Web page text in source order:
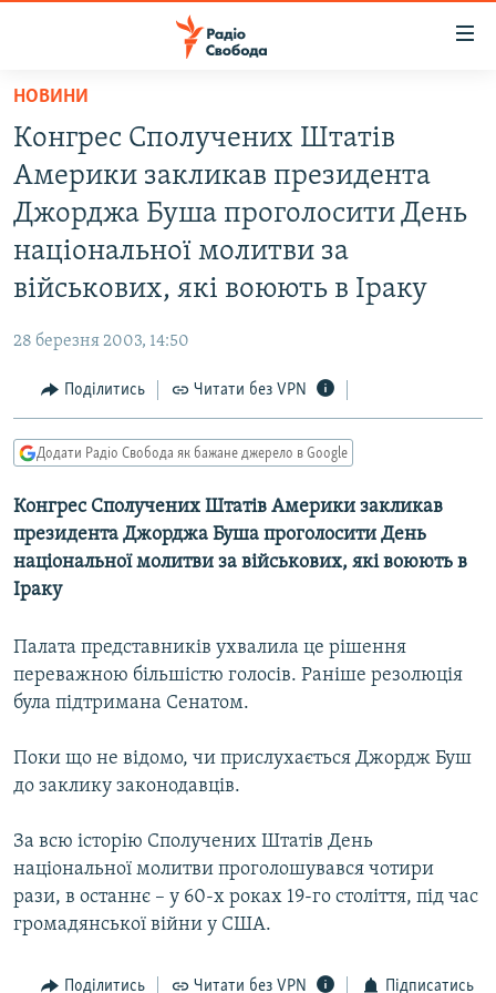
Перейти
основного
матеріалу
Перейти
до
основної
навігації
до
ВСЕ ЗА ДОБУ
СТАТТІ
ПОЛІТИКА
ЕКОНОМІКА
СПОРТ
УКРАЇНА
ВІЙНА
РОСІЙСЬКА «ФІЛЬТРАЦІЯ»
КРИМ.РЕАЛІЇ
ТИ ЯК?
СХЕМИ
МУЛЬТИМЕДІА
ФОТО
СПЕЦПРОЄКТИ
ПОДКАСТИ
КРИМ РЕАЛІЇ
УКР
ДОЛУЧАЙСЯ!
НОВИНИ
Конгрес Сполучених Штатів
Америки закликав президента
Джорджа Буша проголосити День
національної молитви за
військових, які воюють в Іраку
28 березня 2003, 14:50
Поділитись Читати без VPN
Додати Радіо Свобода як бажане джерело в Google
Конгрес Сполучених Штатів Америки закликав
президента Джорджа Буша проголосити День
національної молитви за військових, які воюють в
Іраку
Палата представників ухвалила це рішення
переважною більшістю голосів. Раніше резолюція
була підтримана Сенатом.
Поки що не відомо, чи прислухається Джордж Буш
до заклику законодавців.
За всю історію Сполучених Штатів День
національної молитви проголошувався чотири
рази, в останнє – у 60-х роках 19-го століття, під час
громадянської війни у США.
Поділитись Читати без VPN Підписатись